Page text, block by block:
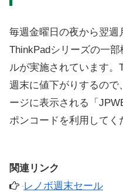
毎週金曜日の夜から翌週
ThinkPadシリーズの一
ルが実施されています。
週末に値下がりするの
ージに表示される「
ポンコードを利用してく
関連リンク
レノボ週末セール